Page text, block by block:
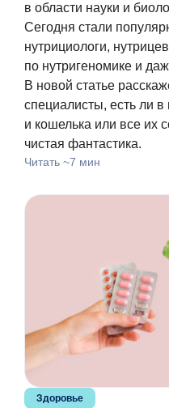
в области науки и
Сегодня стали
нутрициологи,
по нутригеномике и
В новой статье
специалисты, есть ли в
и кошелька или все
чистая фантастика.
Читать ~7 мин
Здоровье